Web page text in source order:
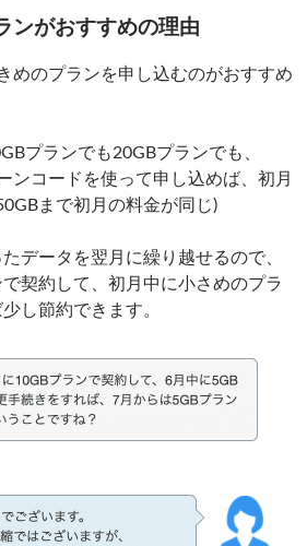
ンがおすすめの理由
めのプランを申し込むのがおすすめ
プランでも20GBプランでも、
ンコードを使って申し込めば、初月
まで初月の料金が同じ)
データを翌月に繰り越せるので、
契約して、初月中に小さめのプラ
し節約できます。